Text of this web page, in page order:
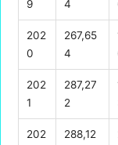
9
4
202
0
267,65
4
202
1
287,27
2
202
288,12